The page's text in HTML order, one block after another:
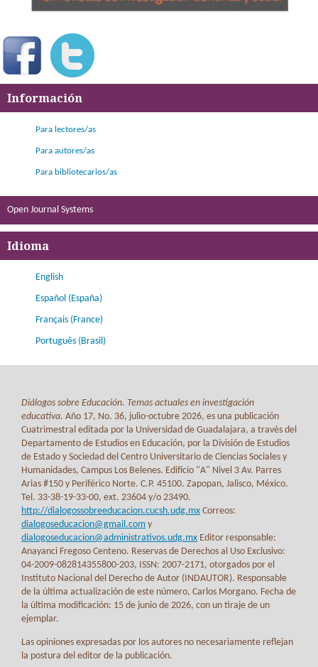
Información
Para lectores/as
Para autores/as
Para bibliotecarios/as
Open Journal Systems
Idioma
English
Español (España)
Français (France)
Português (Brasil)
Diálogos sobre Educación. Temas actuales en investigación
educativa. Año 17, No. 36, julio-octubre 2026, es una publicación
Cuatrimestral editada por la Universidad de Guadalajara, a través del
Departamento de Estudios en Educación, por la División de Estudios
de Estado y Sociedad del Centro Universitario de Ciencias Sociales y
Humanidades, Campus Los Belenes. Edificio "A" Nivel 3 Av. Parres
Arias #150 y Periférico Norte. C.P. 45100. Zapopan, Jalisco, México.
Tel. 33-38-19-33-00, ext. 23604 y/o 23490.
http://dialogossobreeducacion.cucsh.udg.mx Correos:
dialogoseducacion@gmail.com y
dialogoseducacion@administrativos.udg.mx Editor responsable:
Anayanci Fregoso Centeno. Reservas de Derechos al Uso Exclusivo:
04-2009-082814355800-203, ISSN: 2007-2171, otorgados por el
Instituto Nacional del Derecho de Autor (INDAUTOR). Responsable
de la última actualización de este número, Carlos Morgano. Fecha de
la última modificación: 15 de junio de 2026, con un tiraje de un
ejemplar.
Las opiniones expresadas por los autores no necesariamente reflejan
la postura del editor de la publicación.